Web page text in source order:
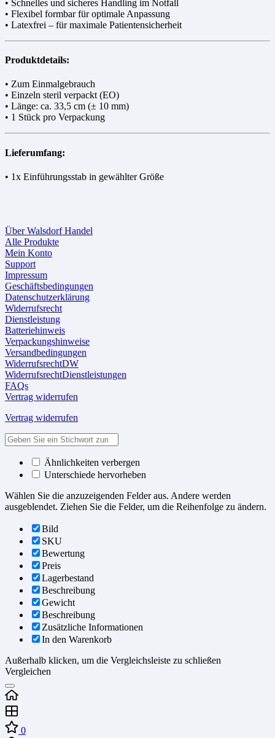
• Schnelles und sicheres Handling im Notfall
• Flexibel formbar für optimale Anpassung
• Latexfrei – für maximale Patientensicherheit
Produktdetails:
• Zum Einmalgebrauch
• Einzeln steril verpackt (EO)
• Länge: ca. 33,5 cm (± 10 mm)
• 1 Stück pro Verpackung
Lieferumfang:
• 1x Einführungsstab in gewählter Größe
Über Walsdorf Handel
Alle Produkte
Mein Konto
Support
Impressum
Geschäftsbedingungen
Datenschutzerklärung
Widerrufsrecht
Dienstleistung
Batteriehinweis
Verpackungshinweise
Versandbedingungen
WiderrufsrechtDW
WiderrufsrechtDienstleistungen
FAQs
Vertrag widerrufen
Vertrag widerrufen
Ähnlichkeiten verbergen
Unterschiede hervorheben
Wählen Sie die anzuzeigenden Felder aus. Andere werden
ausgeblendet. Ziehen Sie die Felder, um die Reihenfolge zu ändern.
Bild
SKU
Bewertung
Preis
Lagerbestand
Beschreibung
Gewicht
Beschreibung
Zusätzliche Informationen
In den Warenkorb
Außerhalb klicken, um die Vergleichsleiste zu schließen
Vergleichen
0